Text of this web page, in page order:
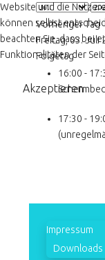
Vorheriger Tag
Freitag, 03. Juli
Folgetag
16:00 -
17:30 -
Impressum
Downloads
Website und die
können selbst
beachten Sie, dass bei
Funktionalitäten der
Akzeptieren